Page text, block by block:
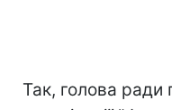
Так, голова ради